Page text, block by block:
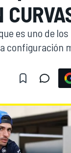
es uno de
configuración